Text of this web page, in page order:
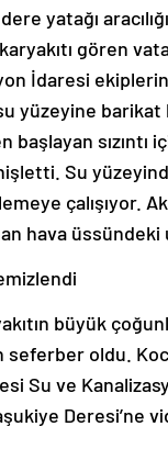
yatağı
gören
İdaresi
yüzeyine barikat
sızıntı
Su
çalışıyor.
hava üssündeki
büyük
seferber oldu.
Su ve
Deresi’ne